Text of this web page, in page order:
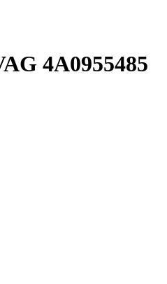
4A0955485